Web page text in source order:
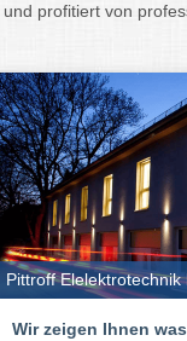
und profitiert von
Pittroff
Wir zeigen Ihnen